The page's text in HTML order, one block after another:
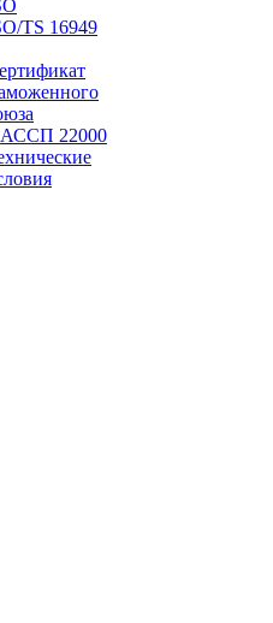
TS 16949
22000